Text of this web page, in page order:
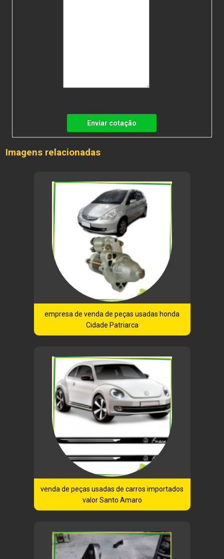
Enviar cotação
Imagens relacionadas
empresa de venda de peças usadas honda
Cidade Patriarca
venda de peças usadas de carros importados
valor Santo Amaro